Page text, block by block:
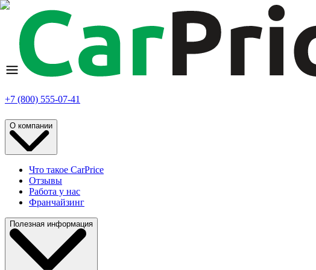
+7 (800) 555-07-41
О компании
Что такое CarPrice
Отзывы
Работа у нас
Франчайзинг
Полезная информация